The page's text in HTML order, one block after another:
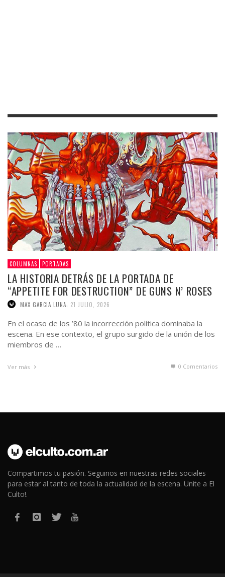
COLUMNAS PORTADAS
LA HISTORIA DETRÁS DE LA PORTADA DE
“APPETITE FOR DESTRUCTION” DE GUNS N’ ROSES
MAX GARCIA LUNA 21 JULIO, 2026
En el ocaso de los ’80 la incorrección política dominaba la
escena. En ese contexto, el grupo surgido de la unión de los
miembros de …
Ver más 0 Comentarios
Compartimos tu pasión. Seguinos en nuestras redes sociales
para estar al tanto de toda la actualidad de la escena. Unite a El
Culto!.